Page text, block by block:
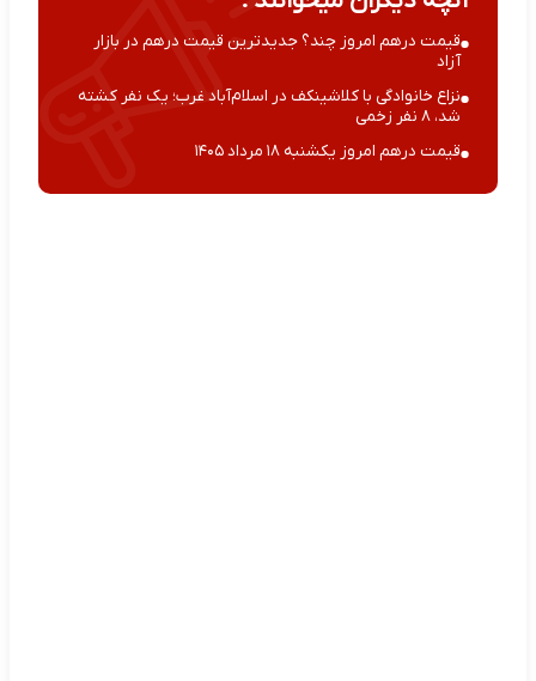
قیمت درهم امروز چند؟ جدیدترین قیمت درهم در بازار
آزاد
نزاع خانوادگی با کلاشینکف در اسلام‌آباد غرب؛ یک نفر کشته
شد، ۸ نفر زخمی
قیمت درهم امروز یکشنبه ۱۸ مرداد ۱۴۰۵